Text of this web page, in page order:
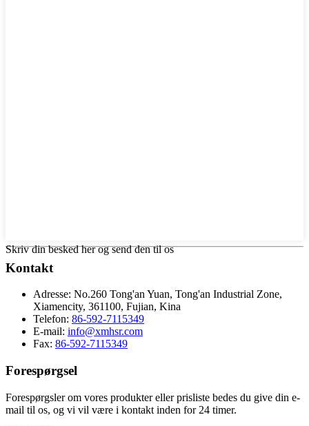
Skriv din besked her og send den til os
Kontakt
Adresse: No.260 Tong'an Yuan, Tong'an Industrial Zone,
Xiamencity, 361100, Fujian, Kina
Telefon: 86-592-7115349
E-mail: info@xmhsr.com
Fax: 86-592-7115349
Forespørgsel
Forespørgsler om vores produkter eller prisliste bedes du give din e-
mail til os, og vi vil være i kontakt inden for 24 timer.